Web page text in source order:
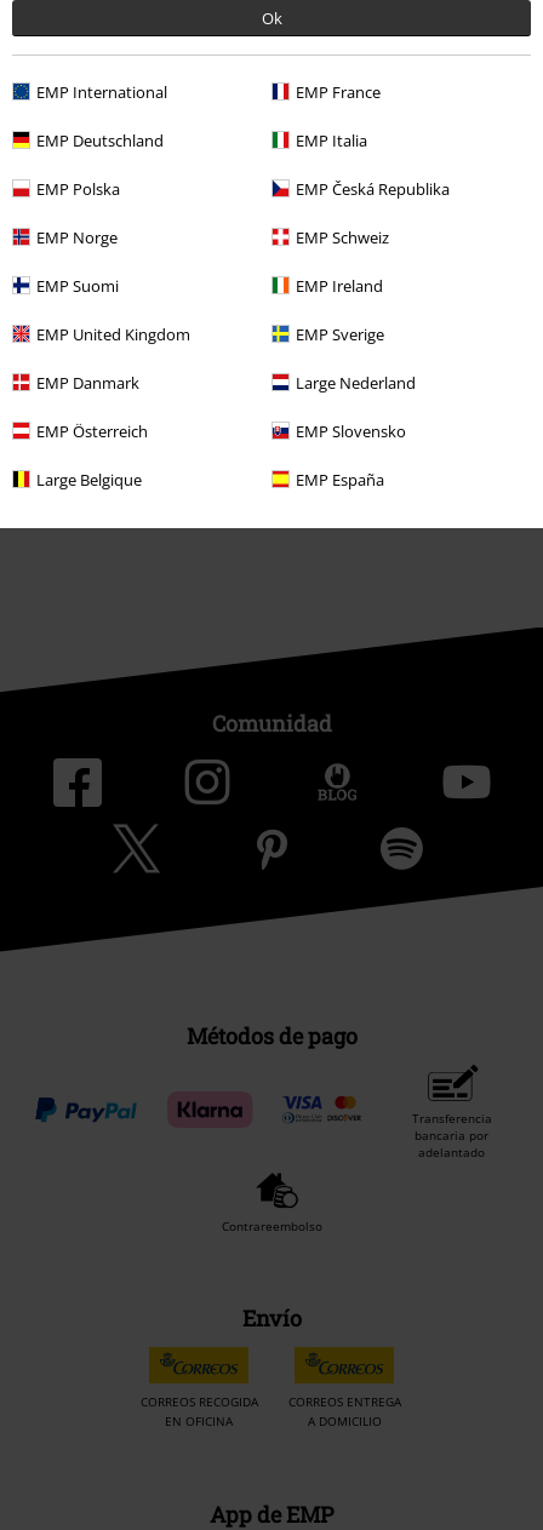
Ok
EMP International EMP France
EMP Deutschland EMP Italia
EMP Polska EMP Česká Republika
EMP Norge EMP Schweiz
EMP Suomi EMP Ireland
EMP United Kingdom EMP Sverige
EMP Danmark Large Nederland
EMP Österreich EMP Slovensko
Large Belgique EMP España
Sobre EMP
EMP Eventos
Programa de Afiliados
Sostenibilidad
Comunidad
Métodos de pago
Transferencia
bancaria por
adelantado
Contrareembolso
Envío
CORREOS RECOGIDA
EN OFICINA
CORREOS ENTREGA
A DOMICILIO
App de EMP